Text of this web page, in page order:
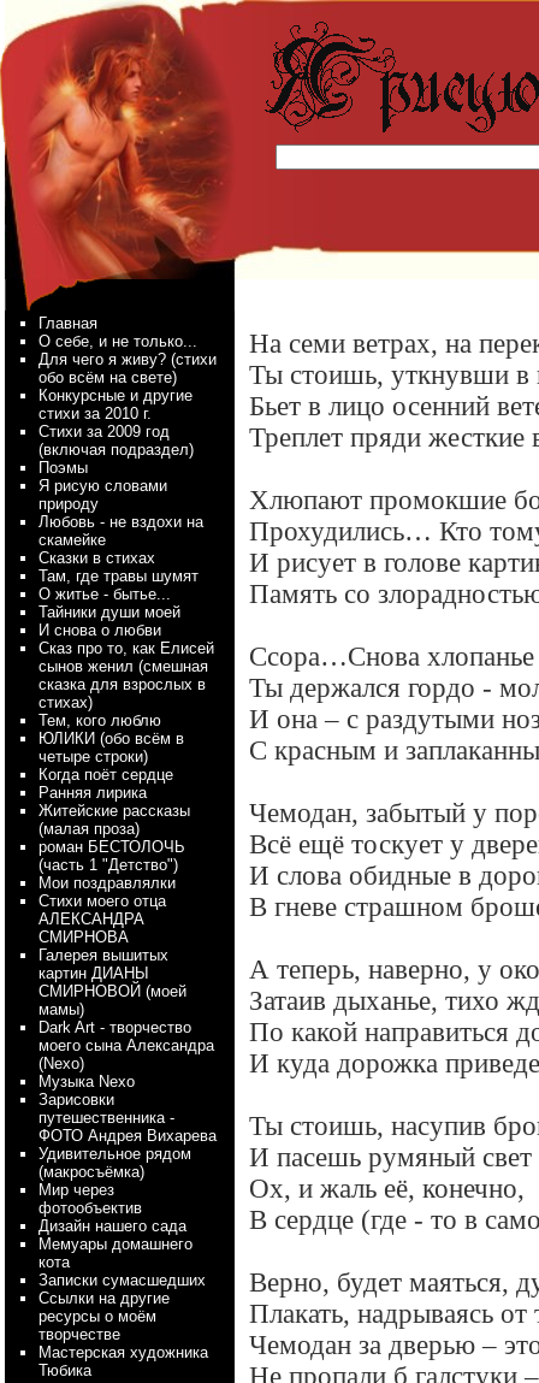
Главная
О себе, и не только...
Для чего я живу? (стихи
обо всём на свете)
Конкурсные и другие
стихи за 2010 г.
Стихи за 2009 год
(включая подраздел)
Поэмы
Я рисую словами
природу
Любовь - не вздохи на
скамейке
Сказки в стихах
Там, где травы шумят
О житье - бытье...
Тайники души моей
И снова о любви
Сказ про то, как Елисей
сынов женил (смешная
сказка для взрослых в
стихах)
Тем, кого люблю
ЮЛИКИ (обо всём в
четыре строки)
Когда поёт сердце
Ранняя лирика
Житейские рассказы
(малая проза)
роман БЕСТОЛОЧЬ
(часть 1 "Детство")
Мои поздравлялки
Стихи моего отца
АЛЕКСАНДРА
СМИРНОВА
Галерея вышитых
картин ДИАНЫ
СМИРНОВОЙ (моей
мамы)
Dark Art - творчество
моего сына Александра
(Nexo)
Myзыка Nexo
Зарисовки
путешественника -
ФОТО Андрея Вихарева
Удивительное рядом
(макросъёмка)
Мир через
фотообъектив
Дизайн нашего сада
Мемуары домашнего
кота
Записки сумасшедших
Ссылки на другие
ресурсы о моём
творчестве
Мастерская художника
Тюбика
На семи ветрах, на
Ты стоишь, уткнувши в
Бьет в лицо осенний
Треплет пряди жесткие
Хлюпают промокшие
Прохудились… Кто
И рисует в голове
Память со
Ссора…Снова
Ты держался гордо -
И она – с раздутыми
С красным и
Чемодан, забытый у
Всё ещё тоскует у
И слова обидные в
В гневе страшном
А теперь, наверно, у
Затаив дыханье, тихо
По какой направиться
И куда дорожка
Ты стоишь, насупив
И пасешь румяный свет
Ох, и жаль её, конечно,
В сердце (где - то в
Верно, будет маяться,
Плакать, надрываясь от
Чемодан за дверью –
Не пропали б галстуки